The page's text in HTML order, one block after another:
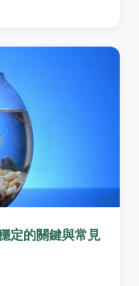
定的關鍵與常見